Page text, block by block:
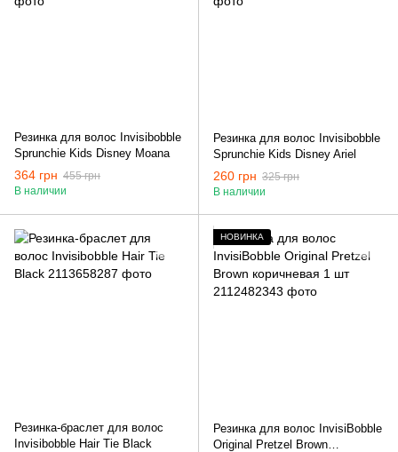
Резинка для волос Invisibobble
Sprunchie Kids Disney Moana
364 грн 455 грн
В наличии
Резинка для волос Invisibobble
Sprunchie Kids Disney Ariel
260 грн 325 грн
В наличии
Резинка-браслет для волос
Invisibobble Hair Tie Black
НОВИНКА
Резинка для волос InvisiBobble
Original Pretzel Brown